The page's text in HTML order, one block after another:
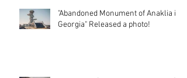
"Abandoned Monument of Anaklia in
Georgia" Released a photo!